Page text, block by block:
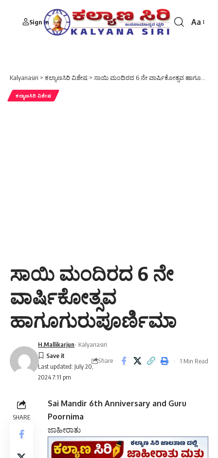
Sign In
Font
Aa
Kalyanasiri > ಕಲ್ಯಾಣಸಿರಿ ವಿಶೇಷ > ಸಾಯಿ ಮಂದಿರದ 6 ನೇ ವಾರ್ಷಿಕೋತ್ಸವ ಹಾಗೂಗುರುಪೂರ್ಣಿಮಾ
ಕಲ್ಯಾಣಸಿರಿ ವಿಶೇಷ
ಸಾಯಿ ಮಂದಿರದ 6 ನೇ
ವಾರ್ಷಿಕೋತ್ಸವ
ಹಾಗೂಗುರುಪೂರ್ಣಿಮಾ
Last updated: July 20,
2024 7:11 pm
H.Mallikarjun- Kalyanasiri
Share 1 Min Read
SHARE
Sai Mandir 6th Anniversary and Guru
Poornima
ಜಾಹೀರಾತು